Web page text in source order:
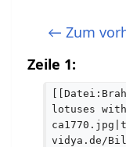
← Zum
Zeile 1:
lotuses
vidya.de/